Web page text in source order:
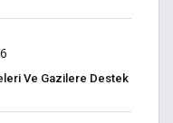
Ve Gazilere Destek